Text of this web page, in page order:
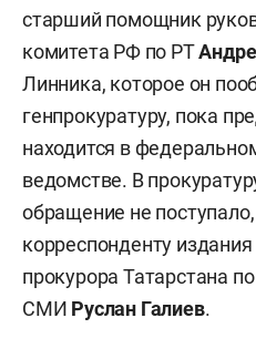
старший помощник
комитета РФ по РТ
Линника, которое он
генпрокуратуру, пока
находится в
ведомстве. В
обращение не
корреспонденту
прокурора Татарстана
СМИ Руслан Галиев.